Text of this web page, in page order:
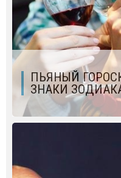
ПЬЯНЫЙ
ЗНАКИ